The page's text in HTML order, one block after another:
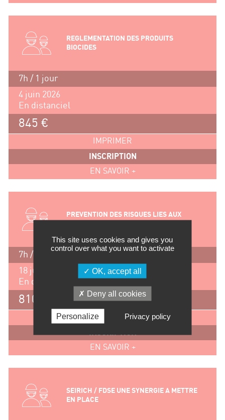
REGLEMENTATION DES PRODUITS
BIOCIDES
7h / 1 jour
4 juin 2026
En distanciel
845 €
IMPRIMER
INSCRIPTION
EN SAVOIR +
PREVENTION DES RISQUES LIES AUX
7h / 1 jour
18 juin 2026
En distanciel
810 €
IMPRIMER
EN SAVOIR +
SEIRICH / FDSE UNE SYNERGIE A METTRE
EN PLACE
This site uses cookies and gives you
control over what you want to activate
OK, accept all
Deny all cookies
Personalize Privacy policy